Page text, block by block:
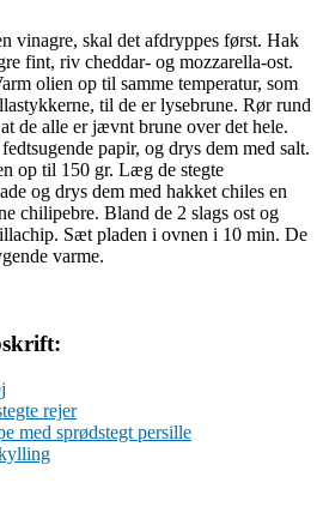
vinagre, skal det afdryppes først. Hak
fint, riv cheddar- og mozzarella-ost.
olien op til samme temperatur, som
til de er lysebrune. Rør rund
de alle er jævnt brune over det hele.
papir, og drys dem med salt.
op til 150 gr. Læg de stegte
og drys dem med hakket chiles en
chilipebre. Bland de 2 slags ost og
Sæt pladen i ovnen i 10 min. De
varme.
rejer
med sprødstegt persille